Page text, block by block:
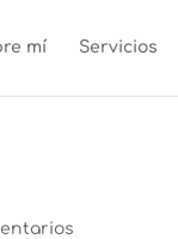
mí Servicios